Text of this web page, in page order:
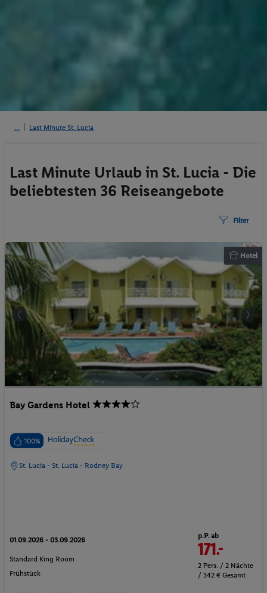
Last Minute St. Lucia
Last Minute Urlaub in St. Lucia - Die
beliebtesten 36 Reiseangebote
Filter
Hotel
Bay Gardens Hotel
100%
St. Lucia - St. Lucia - Rodney Bay
01.09.2026 - 03.09.2026
Standard King Room
Frühstück
p.P. ab
171.-
2 Pers. / 2 Nächte
/ 342 € Gesamt